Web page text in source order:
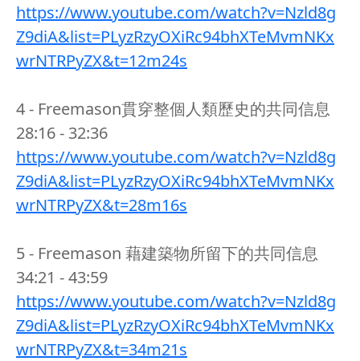
https://www.youtube.com/watch?v=Nzld8g
Z9diA&list=PLyzRzyOXiRc94bhXTeMvmNKx
wrNTRPyZX&t=12m24s
4 - Freemason貫穿整個人類歷史的共同信息
28:16 - 32:36
https://www.youtube.com/watch?v=Nzld8g
Z9diA&list=PLyzRzyOXiRc94bhXTeMvmNKx
wrNTRPyZX&t=28m16s
5 - Freemason 藉建築物所留下的共同信息
34:21 - 43:59
https://www.youtube.com/watch?v=Nzld8g
Z9diA&list=PLyzRzyOXiRc94bhXTeMvmNKx
wrNTRPyZX&t=34m21s